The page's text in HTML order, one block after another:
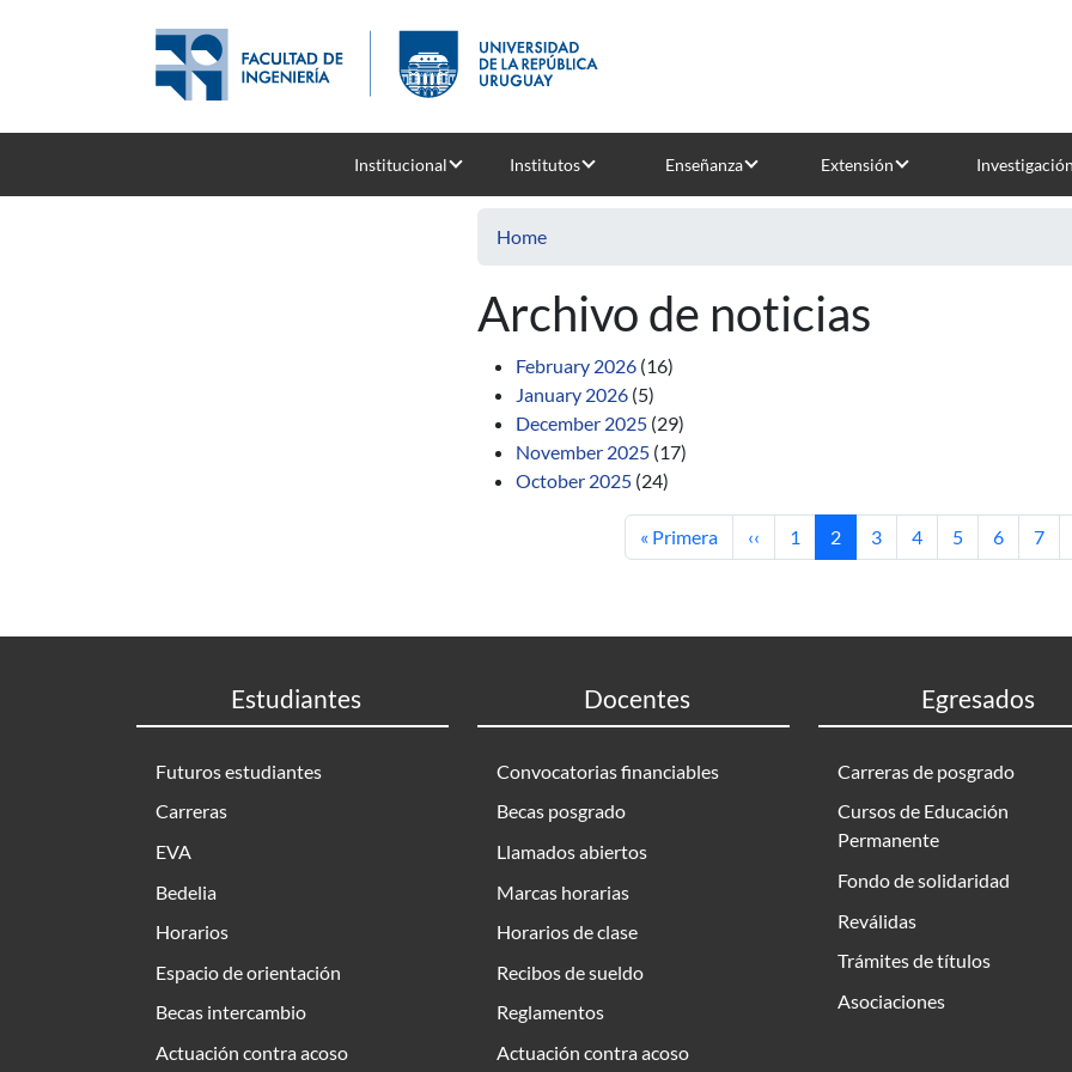
Institucional Institutos Enseñanza Extensión Investigación
Home
Archivo de noticias
February 2026 (16)
January 2026 (5)
December 2025 (29)
November 2025 (17)
October 2025 (24)
First page
« Primera Previous page
‹‹ Page
1 Current page
2 Page
3 Page
4 Page
5 Page
6 Page
7
Estudiantes
Futuros estudiantes
Carreras
EVA
Bedelia
Horarios
Espacio de orientación
Becas intercambio
Actuación contra acoso
Docentes
Convocatorias financiables
Becas posgrado
Llamados abiertos
Marcas horarias
Horarios de clase
Recibos de sueldo
Reglamentos
Actuación contra acoso
Egresados
Carreras de posgrado
Cursos de Educación
Permanente
Fondo de solidaridad
Reválidas
Trámites de títulos
Asociaciones